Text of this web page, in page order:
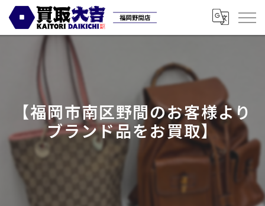
【福岡市南区野間のお客様より
ブランド品をお買取】